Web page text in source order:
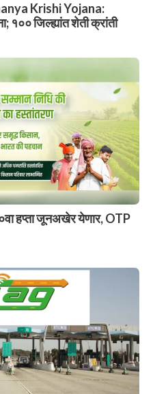
Krishi Yojana:
१०० जिल्ह्यांत शेती क्रांती
हप्ता जूनअखेर येणार, OTP